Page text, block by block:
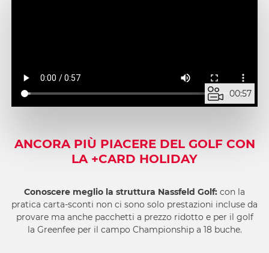
00:57
ANCORA PIÙ PIACERE DEL GOLF CON
LA +CARD HOLIDAY
Conoscere meglio la struttura Nassfeld Golf: con la
pratica carta-sconti non ci sono solo prestazioni incluse da
provare ma anche pacchetti a prezzo ridotto e per il golf
la Greenfee per il campo Championship a 18 buche.